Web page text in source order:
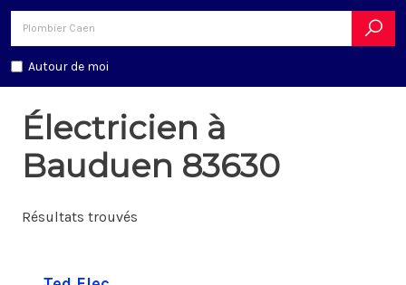
Autour de moi
Électricien à
Bauduen 83630
Résultats trouvés